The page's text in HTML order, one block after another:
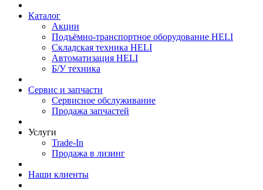
Каталог
Акции
Подъёмно-транспортное оборудование HELI
Складская техника HELI
Автоматизация HELI
Б/У техника
Сервис и запчасти
Сервисное обслуживание
Продажа запчастей
Услуги
Trade-In
Продажа в лизинг
Наши клиенты